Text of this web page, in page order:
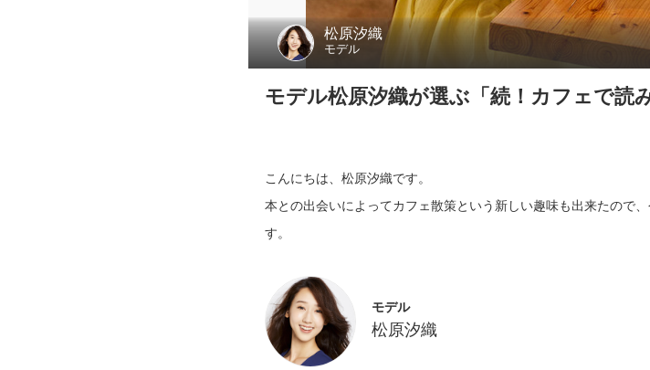
松原汐織
モデル
モデル松原汐織が選ぶ「続！カフェで読
こんにちは、松原汐織です。
本との出会いによってカフェ散策という新しい趣味も出来たので
モデル
松原汐織